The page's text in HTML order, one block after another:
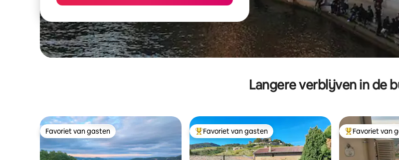
Langere verblijven in de
Favoriet van gasten
Favoriet van gasten Topfavoriet van gasten
Favoriet van gasten Topfavoriet van
Favoriet van